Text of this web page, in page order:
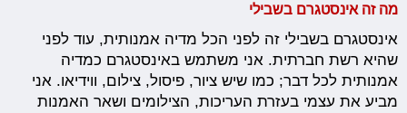
מה זה אינסטגרם בשבילי
אינסטגרם בשבילי זה לפני הכל מדיה אמנותית, עוד לפני
שהיא רשת חברתית. אני משתמש באינסטגרם כמדיה
אמנותית לכל דבר; כמו שיש ציור, פיסול, צילום, ווידיאו. אני
מביע את עצמי בעזרת העריכות, הצילומים ושאר האמנות